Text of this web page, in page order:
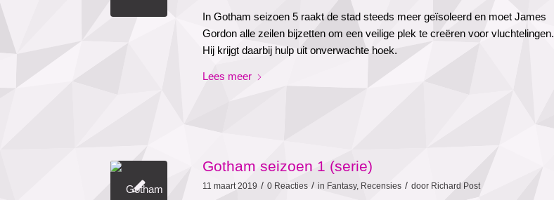
In Gotham seizoen 5 raakt de stad steeds meer geïsoleerd en moet James
Gordon alle zeilen bijzetten om een veilige plek te creëren voor vluchtelingen.
Hij krijgt daarbij hulp uit onverwachte hoek.
Lees meer
Gotham seizoen 1 (serie)
11 maart 2019 / 0 Reacties / in Fantasy, Recensies / door Richard Post